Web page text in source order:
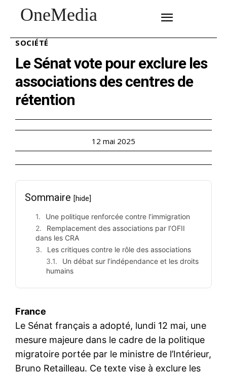
OneMedia
SOCIÉTÉ
Le Sénat vote pour exclure les
associations des centres de
rétention
12 mai 2025
Sommaire [hide]
Une politique renforcée contre l’immigration
Remplacement des associations par l’OFII
dans les CRA
Les critiques contre le rôle des associations
Un débat sur l’indépendance et les droits
humains
France
Le Sénat français a adopté, lundi 12 mai, une
mesure majeure dans le cadre de la politique
migratoire portée par le ministre de l’Intérieur,
Bruno Retailleau. Ce texte vise à exclure les